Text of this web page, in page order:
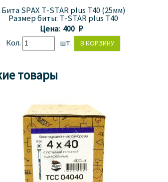
Бита SPAX T-STAR plus T40 (25мм)
Размер биты: T-STAR plus T40
Цена: 400 
Кол.
шт.
товары